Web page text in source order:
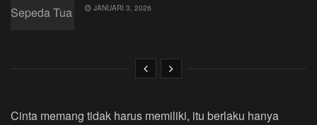
JANUARI 3, 2026
Cinta memang tidak harus memiliki, itu berlaku hanya